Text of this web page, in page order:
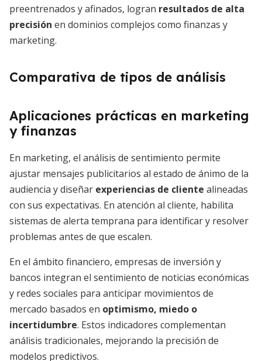
preentrenados y afinados, logran resultados de alta
precisión en dominios complejos como finanzas y
marketing.
Comparativa de tipos de análisis
Aplicaciones prácticas en marketing
y finanzas
En marketing, el análisis de sentimiento permite
ajustar mensajes publicitarios al estado de ánimo de la
audiencia y diseñar experiencias de cliente alineadas
con sus expectativas. En atención al cliente, habilita
sistemas de alerta temprana para identificar y resolver
problemas antes de que escalen.
En el ámbito financiero, empresas de inversión y
bancos integran el sentimiento de noticias económicas
y redes sociales para anticipar movimientos de
mercado basados en optimismo, miedo o
incertidumbre. Estos indicadores complementan
análisis tradicionales, mejorando la precisión de
modelos predictivos.